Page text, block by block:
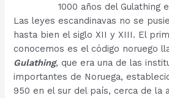
1000 años del Gulathing
Las leyes escandinavas no se
hasta bien el siglo XII y XIII. El
conocemos es el código noruego
Gulathing, que era una de las
importantes de Noruega,
950 en el sur del país, cerca de la